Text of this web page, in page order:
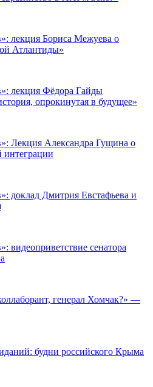
лекция Бориса Межуева о
Атлантиды»
лекция Фёдора Гайды
опрокинутая в будущее»
Лекция Александра Гущина о
интеграции
доклад Дмитрия Евстафьева и
видеоприветствие сенатора
генерал Хомчак?» —
будни российского Крыма